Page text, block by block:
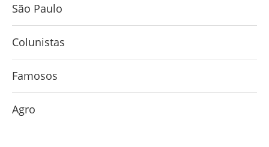
São Paulo
Colunistas
Famosos
Agro